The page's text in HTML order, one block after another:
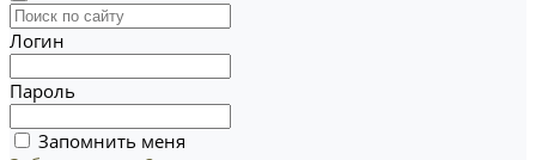
Логин
Пароль
Запомнить меня